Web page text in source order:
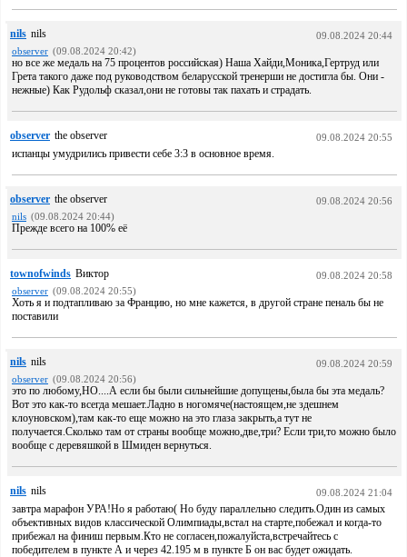
nils nils
09.08.2024 20:44
observer (09.08.2024 20:42)
но все же медаль на 75 процентов российская) Наша Хайди,Моника,Гертруд или
Грета такого даже под руководством беларусской тренерши не достигла бы. Они -
нежные) Как Рудольф сказал,они не готовы так пахать и страдать.
observer the observer 09.08.2024 20:55
испанцы умудрились привести себе 3:3 в основное время.
observer the observer
09.08.2024 20:56
nils (09.08.2024 20:44)
Прежде всего на 100% её
townofwinds Виктор
09.08.2024 20:58
observer (09.08.2024 20:55)
Хоть я и подтапливаю за Францию, но мне кажется, в другой стране пеналь бы не
поставили
nils nils
09.08.2024 20:59
observer (09.08.2024 20:56)
это по любому,НО....А если бы были сильнейшие допущены,была бы эта медаль?
Вот это как-то всегда мешает.Ладно в ногомяче(настоящем,не здешнем
клоуновском),там как-то еще можно на это глаза закрыть,а тут не
получается.Сколько там от страны вообще можно,две,три? Если три,то можно было
вообще с деревяшкой в Шмиден вернуться.
nils nils 09.08.2024 21:04
завтра марафон УРА!Но я работаю( Но буду параллельно следить.Один из самых
объективных видов классической Олимпиады,встал на старте,побежал и когда-то
прибежал на финиш первым.Кто не согласен,пожалуйста,встречайтесь с
победителем в пункте А и через 42.195 м в пункте Б он вас будет ожидать.